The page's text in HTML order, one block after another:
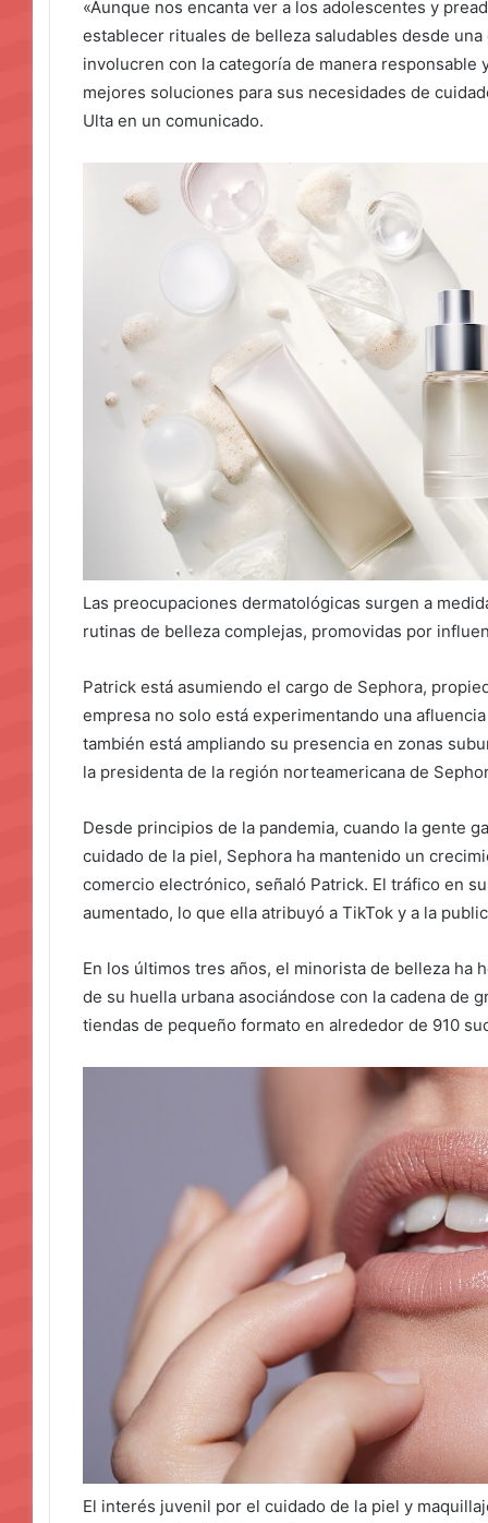
«Aunque nos encanta ver a los adolescentes y
establecer rituales de belleza saludables desde
involucren con la categoría de manera responsable
mejores soluciones para sus necesidades de
Ulta en un comunicado.
Las preocupaciones dermatológicas surgen a
rutinas de belleza complejas, promovidas por
Patrick está asumiendo el cargo de Sephora,
empresa no solo está experimentando una
también está ampliando su presencia en zonas
la presidenta de la región norteamericana de
Desde principios de la pandemia, cuando la gente
cuidado de la piel, Sephora ha mantenido un
comercio electrónico, señaló Patrick. El tráfico en
aumentado, lo que ella atribuyó a TikTok y a la
En los últimos tres años, el minorista de belleza ha
de su huella urbana asociándose con la cadena de
tiendas de pequeño formato en alrededor de 910
El interés juvenil por el cuidado de la piel y